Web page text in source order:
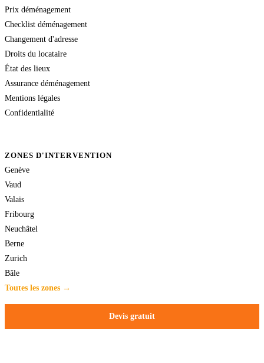
Prix déménagement
Checklist déménagement
Changement d'adresse
Droits du locataire
État des lieux
Assurance déménagement
Mentions légales
Confidentialité
ZONES D'INTERVENTION
Genève
Vaud
Valais
Fribourg
Neuchâtel
Berne
Zurich
Bâle
Toutes les zones →
Devis gratuit